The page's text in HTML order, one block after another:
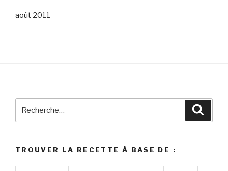
août 2011
TROUVER LA RECETTE À BASE DE :